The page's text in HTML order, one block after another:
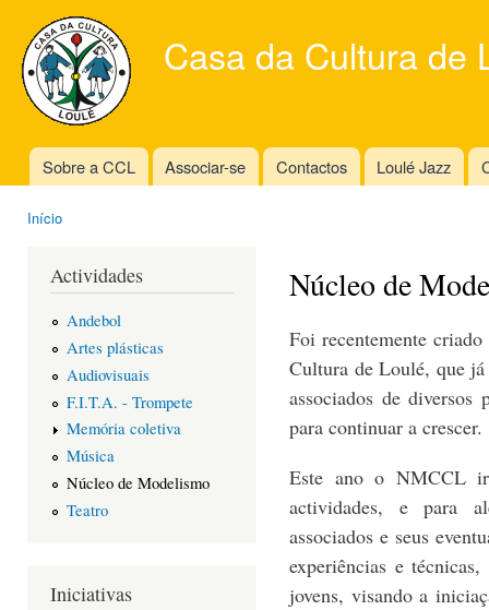
Casa da Cultura de
Main menu
Sobre a CCL Associar-se Contactos Loulé Jazz
Início
Actividades
Andebol
Artes plásticas
Audiovisuais
F.I.T.A. - Trompete
Memória coletiva
Música
Núcleo de Modelismo
Teatro
Iniciativas
Núcleo de
Foi recentemente
Cultura de Loulé, que
associados de
para continuar a crescer.
Este ano o NMCCL
actividades, e para
associados e seus
experiências e
jovens, visando a